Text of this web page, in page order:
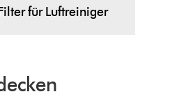
für Luftreiniger